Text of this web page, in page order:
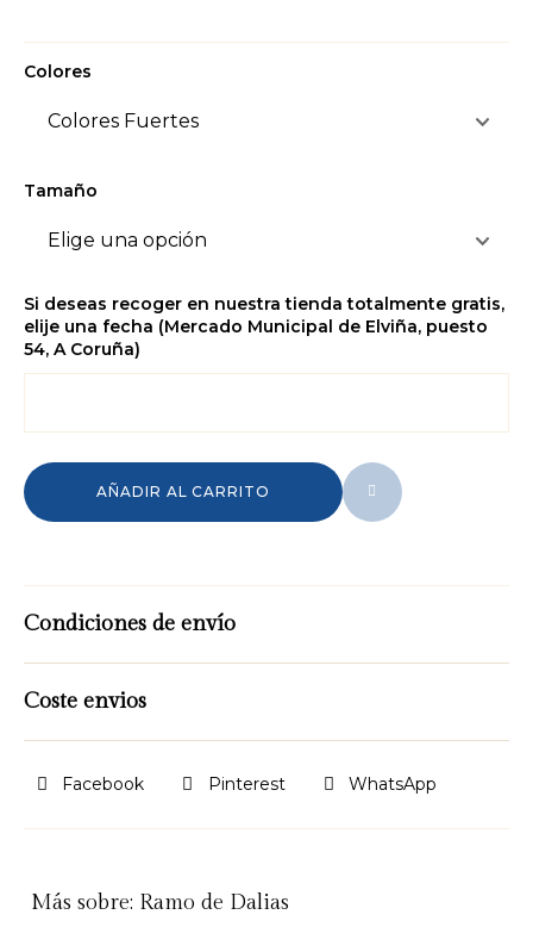
Colores
Tamaño
Si deseas recoger en nuestra tienda totalmente gratis,
elije una fecha (Mercado Municipal de Elviña, puesto
54, A Coruña)
AÑADIR AL CARRITO
Condiciones de envío
Coste envios
Facebook Pinterest WhatsApp
Más sobre: Ramo de Dalias